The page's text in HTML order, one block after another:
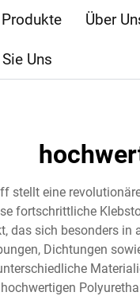
Produkte Über
Uns
stellt eine
fortschrittliche
das sich besonders
Dichtungen